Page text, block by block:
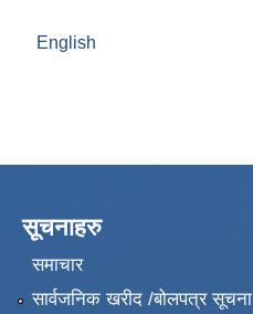
English
सूचनाहरु
समाचार
सार्वजनिक खरीद /बोलपत्र सूचना